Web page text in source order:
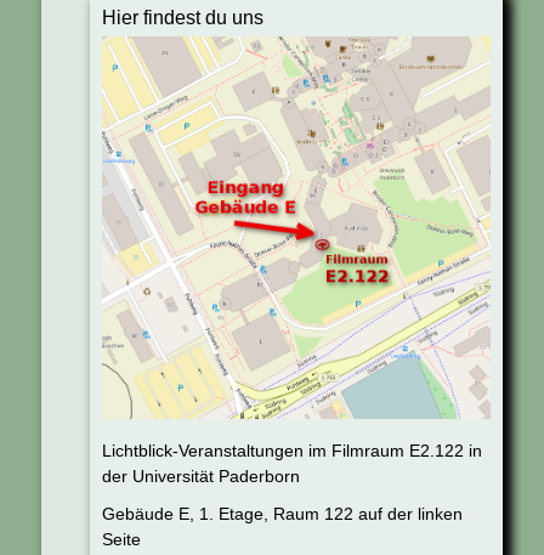
Hier findest du uns
Lichtblick-Veranstaltungen im Filmraum E2.122 in
der Universität Paderborn
Gebäude E, 1. Etage, Raum 122 auf der linken
Seite